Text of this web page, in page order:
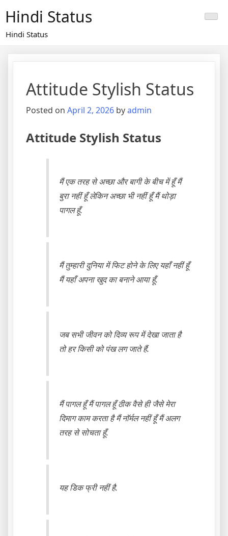
content
Hindi Status
Hindi Status
Attitude Stylish Status
Posted on April 2, 2026 byadmin
Attitude Stylish Status
मैं एक तरह से अच्छा और बागी के बीच में हूँ मैं
बुरा नहीं हूँ लेकिन अच्छा भी नहीं हूँ मैं थोड़ा
पागल हूँ.
मैं तुम्हारी दुनिया में फिट होने के लिए यहाँ नहीं हूँ
मैं यहाँ अपना खुद का बनाने आया हूँ.
जब सभी जीवन को दिव्य रूप में देखा जाता है
तो हर किसी को पंख लग जाते हैं.
मैं पागल हूँ मैं पागल हूँ ठीक वैसे ही जैसे मेरा
दिमाग काम करता है मैं नॉर्मल नहीं हूँ मैं अलग
तरह से सोचता हूँ.
यह डिक फ्री नहीं है.